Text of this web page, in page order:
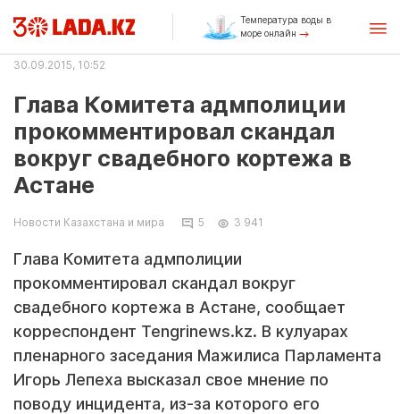
Температура воды в
море онлайн
30.09.2015, 10:52
Глава Комитета адмполиции
прокомментировал скандал
вокруг свадебного кортежа в
Астане
Новости Казахстана и мира 5 3 941
Глава Комитета адмполиции
прокомментировал скандал вокруг
свадебного кортежа в Астане, сообщает
корреспондент Tengrinews.kz. В кулуарах
пленарного заседания Мажилиса Парламента
Игорь Лепеха высказал свое мнение по
поводу инцидента, из-за которого его